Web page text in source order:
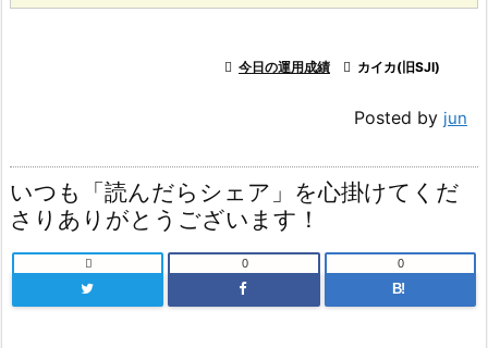
 今日の運用成績  カイカ(旧SJI)
Posted by jun
いつも「読んだらシェア」を心掛けてくだ
さりありがとうございます！
 0
B!
0